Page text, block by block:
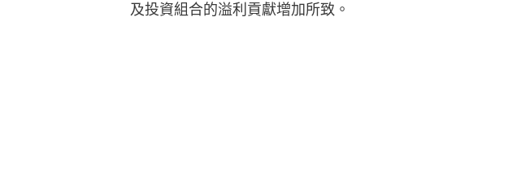
及投資組合的溢利貢獻增加所致。